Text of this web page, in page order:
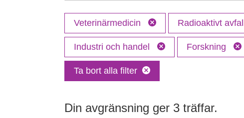
Veterinärmedicin Radioaktivt avfall
Industri och handel Forskning
Ta bort alla filter
Din avgränsning ger 3 träffar.